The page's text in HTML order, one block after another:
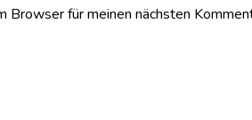
für meinen nächsten